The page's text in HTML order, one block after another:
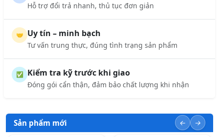
Hỗ trợ đổi trả nhanh, thủ tục đơn giản
🤝 Uy tín – minh bạch
Tư vấn trung thực, đúng tình trạng sản phẩm
✅ Kiểm tra kỹ trước khi giao
Đóng gói cẩn thận, đảm bảo chất lượng khi nhận
Sản phẩm mới